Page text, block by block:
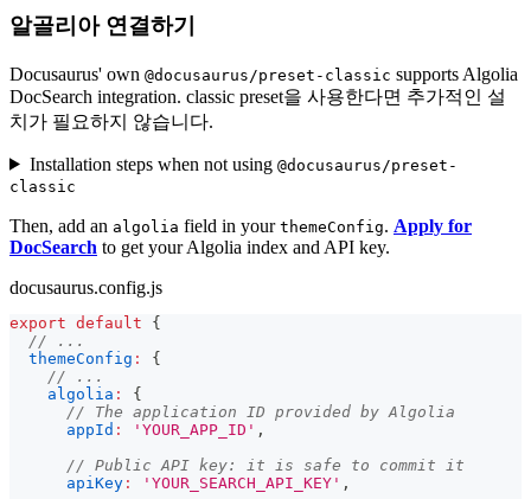
알골리아 연결하기
Docusaurus' own @docusaurus/preset-classic supports Algolia
DocSearch integration. classic preset을 사용한다면 추가적인 설
치가 필요하지 않습니다.
Installation steps when not using @docusaurus/preset-
classic
Then, add an algolia field in your themeConfig. Apply for
DocSearch to get your Algolia index and API key.
docusaurus.config.js
export default
{
// ...
themeConfig :
{
// ...
algolia :
{
// The application ID provided by Algolia
appId : 'YOUR_APP_ID' ,
// Public API key: it is safe to commit it
apiKey : 'YOUR_SEARCH_API_KEY' ,